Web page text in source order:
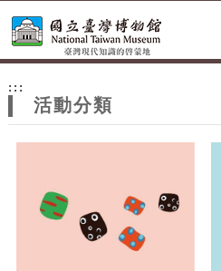
網
站
主
:::
活動分類